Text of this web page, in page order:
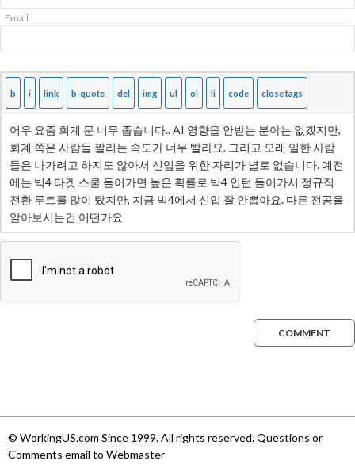
Email
COMMENT
© WorkingUS.com Since 1999. All rights reserved. Questions or
Comments email to Webmaster